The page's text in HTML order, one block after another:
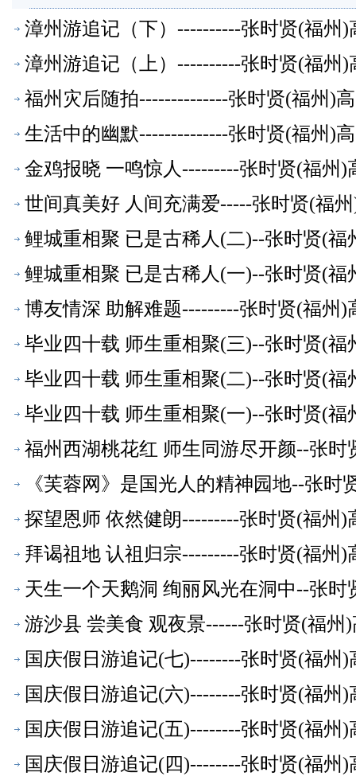
漳州游追记（下）----------张时贤(福州
漳州游追记（上）----------张时贤(福州
福州灾后随拍--------------张时贤(福州)
生活中的幽默--------------张时贤(福州)
金鸡报晓 一鸣惊人---------张时贤(福州)
世间真美好 人间充满爱-----张时贤(福
鲤城重相聚 已是古稀人(二)--张时贤(福
鲤城重相聚 已是古稀人(一)--张时贤(福
博友情深 助解难题---------张时贤(福州)
毕业四十载 师生重相聚(三)--张时贤(福
毕业四十载 师生重相聚(二)--张时贤(福
毕业四十载 师生重相聚(一)--张时贤(福
福州西湖桃花红 师生同游尽开颜--张
《芙蓉网》是国光人的精神园地--张时
探望恩师 依然健朗---------张时贤(福州)
拜谒祖地 认祖归宗---------张时贤(福州)
天生一个天鹅洞 绚丽风光在洞中--张
游沙县 尝美食 观夜景------张时贤(福州
国庆假日游追记(七)--------张时贤(福州
国庆假日游追记(六)--------张时贤(福州
国庆假日游追记(五)--------张时贤(福州
国庆假日游追记(四)--------张时贤(福州